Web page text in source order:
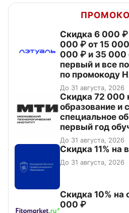
Скидка 6 000 ₽
000 ₽ от 15
000 ₽ и 35 000
первый и все
по промокоду
До 31 августа, 2026
Скидка 72 000
образование и
специальное
первый год
До 31 августа, 2026
Скидка 11% на
До 31 августа, 2026
Скидка 10% на
000 ₽